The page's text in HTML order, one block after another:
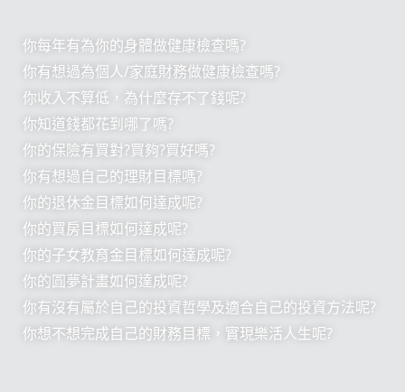
你每年有為你的身體做健康檢查嗎?
你有想過為個人/家庭財務做健康檢查嗎?
你收入不算低，為什麼存不了錢呢?
你知道錢都花到哪了嗎?
你的保險有買對?買夠?買好嗎?
你有想過自己的理財目標嗎?
你的退休金目標如何達成呢?
你的買房目標如何達成呢?
你的子女教育金目標如何達成呢?
你的圓夢計畫如何達成呢?
你有沒有屬於自己的投資哲學及適合自己的投資方法呢?
你想不想完成自己的財務目標，實現樂活人生呢?